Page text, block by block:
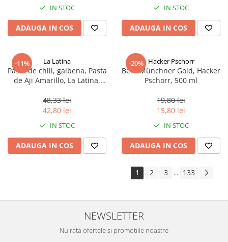
IN STOC
ADAUGA IN COS
IN STOC
ADAUGA IN COS
-11% La Latina
Pasta de chili, galbena, Pasta
de Aji Amarillo, La Latina,
48,33 lei
42,80 lei
IN STOC
ADAUGA IN COS
-20% Hacker Pschorr
Bere Münchner Gold, Hacker
Pschorr, 500 ml
19,80 lei
15,80 lei
IN STOC
ADAUGA IN COS
1 2 3 ... 133
NEWSLETTER
Nu rata ofertele si promotiile noastre